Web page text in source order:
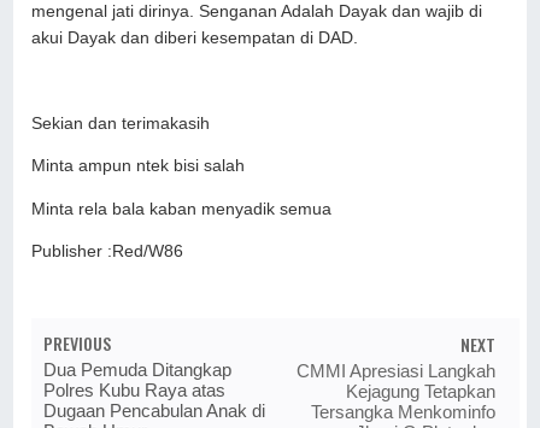
mengenal jati dirinya. Senganan Adalah Dayak dan wajib di
akui Dayak dan diberi kesempatan di DAD.
Sekian dan terimakasih
Minta ampun ntek bisi salah
Minta rela bala kaban menyadik semua
Publisher :Red/W86
PREVIOUS
Dua Pemuda Ditangkap
Polres Kubu Raya atas
Dugaan Pencabulan Anak di
NEXT
CMMI Apresiasi Langkah
Kejagung Tetapkan
Tersangka Menkominfo